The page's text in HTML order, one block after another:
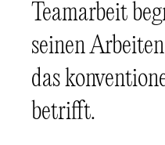
Teamarbeit
seinen
das
betrifft.